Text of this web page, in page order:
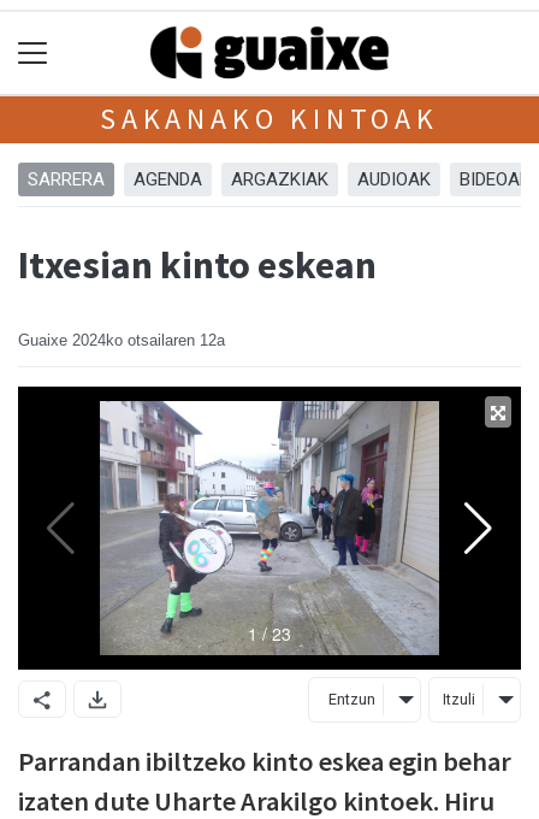
SAKANAKO KINTOAK
SARRERA AGENDA ARGAZKIAK AUDIOAK BIDEOAK
Itxesian kinto eskean
Guaixe 2024ko otsailaren 12a
Entzun Itzuli
Parrandan ibiltzeko kinto eskea egin behar
izaten dute Uharte Arakilgo kintoek. Hiru